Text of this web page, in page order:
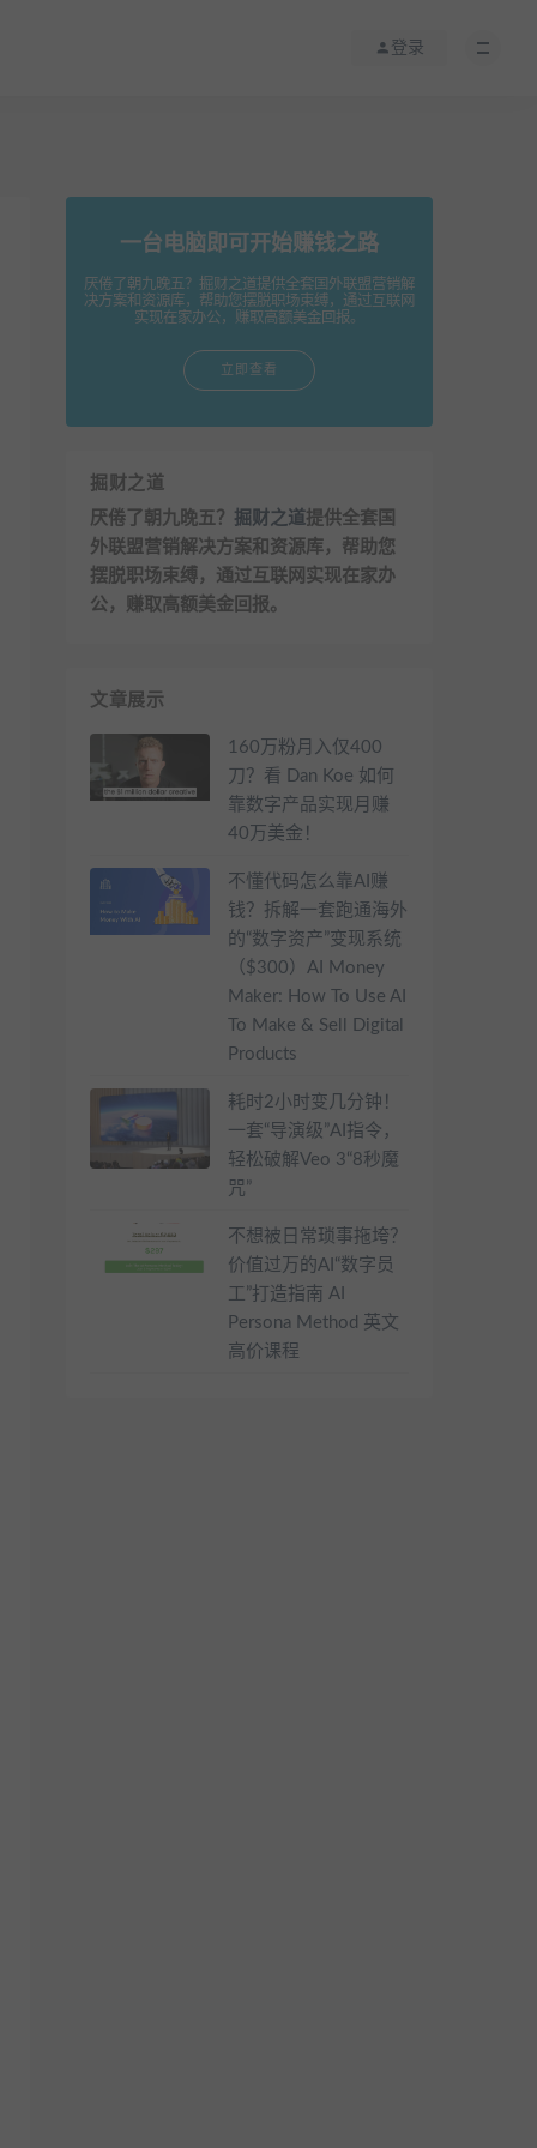
登录
一台电脑即可开始赚钱之路
厌倦了朝九晚五？掘财之道提供全套国外联盟营销解
决方案和资源库，帮助您摆脱职场束缚，通过互联网
实现在家办公，赚取高额美金回报。
立即查看
掘财之道
厌倦了朝九晚五？ 掘财之道提供全套国
外联盟营销解决方案和资源库，帮助您
摆脱职场束缚，通过互联网实现在家办
公，赚取高额美金回报。
文章展示
160万粉月入仅400
刀？看 Dan Koe 如何
靠数字产品实现月赚
40万美金！
不懂代码怎么靠AI赚
钱？拆解一套跑通海外
的“数字资产”变现系统
（$300）AI Money
Maker: How To Use AI
To Make & Sell Digital
Products
耗时2小时变几分钟！
一套“导演级”AI指令，
轻松破解Veo 3“8秒魔
咒”
不想被日常琐事拖垮？
价值过万的AI“数字员
工”打造指南 AI
Persona Method 英文
高价课程